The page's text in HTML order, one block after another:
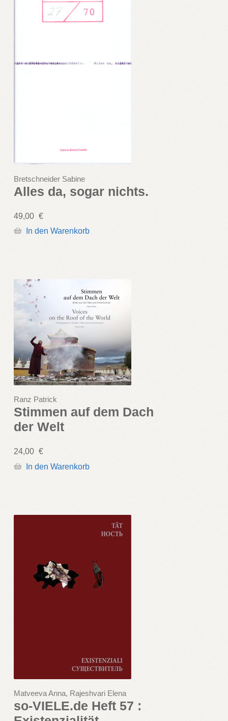
Bretschneider Sabine
Alles da, sogar nichts.
49,00 €
In den Warenkorb
Ranz Patrick
Stimmen auf dem Dach
der Welt
24,00 €
In den Warenkorb
Matveeva Anna, Rajeshvari Elena
so-VIELE.de Heft 57 :